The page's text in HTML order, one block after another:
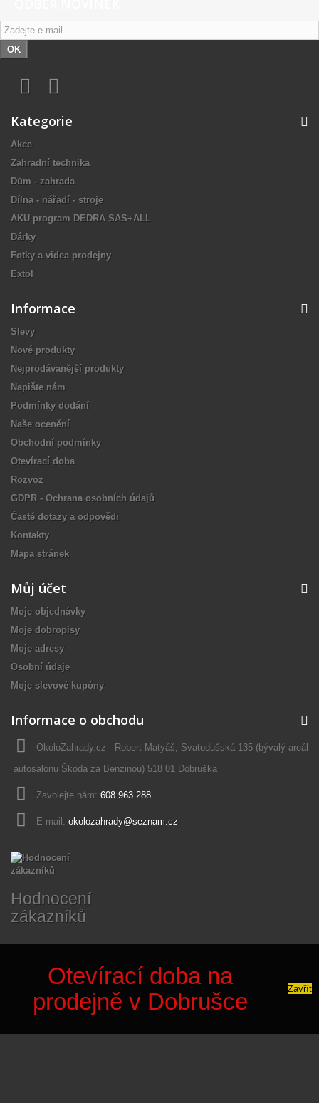
OK
Kategorie
Akce
Zahradní technika
Dům - zahrada
Dílna - nářadí - stroje
AKU program DEDRA SAS+ALL
Dárky
Fotky a videa prodejny
Extol
Informace
Slevy
Nové produkty
Nejprodávanější produkty
Napište nám
Podmínky dodání
Naše ocenění
Obchodní podmínky
Otevírací doba
Rozvoz
GDPR - Ochrana osobních údajů
Časté dotazy a odpovědi
Kontakty
Mapa stránek
Můj účet
Moje objednávky
Moje dobropisy
Moje adresy
Osobní údaje
Moje slevové kupóny
Informace o obchodu
OkoloZahrady.cz - Robert Matyáš, Svatodušská 135 (bývalý areál
autosalonu Škoda za Benzinou) 518 01 Dobruška
Zavolejte nám: 608 963 288
E-mail: okolozahrady@seznam.cz
Hodnocení
zákazníků
Otevírací doba na
prodejně v Dobrušce
Zavřít